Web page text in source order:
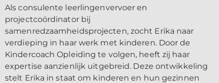
Als consulente leerlingenvervoer en
projectcoördinator bij
samenredzaamheidsprojecten, zocht Erika naar
verdieping in haar werk met kinderen. Door de
Kindercoach Opleiding te volgen, heeft zij haar
expertise aanzienlijk uitgebreid. Deze ontwikkeling
stelt Erika in staat om kinderen en hun gezinnen